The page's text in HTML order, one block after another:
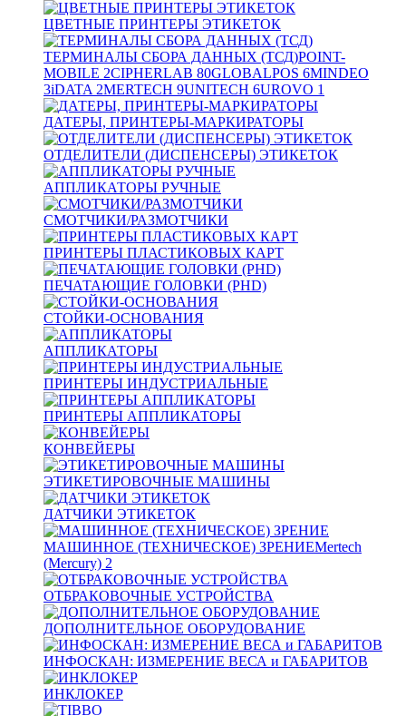
ЦВЕТНЫЕ ПРИНТЕРЫ ЭТИКЕТОК
ТЕРМИНАЛЫ СБОРА ДАННЫХ (ТСД)POINT-
MOBILE 2CIPHERLAB 80GLOBALPOS 6MINDEO
3iDATA 2MERTECH 9UNITECH 6UROVO 1
ДАТЕРЫ, ПРИНТЕРЫ-МАРКИРАТОРЫ
ОТДЕЛИТЕЛИ (ДИСПЕНСЕРЫ) ЭТИКЕТОК
АППЛИКАТОРЫ РУЧНЫЕ
СМОТЧИКИ/РАЗМОТЧИКИ
ПРИНТЕРЫ ПЛАСТИКОВЫХ КАРТ
ПЕЧАТАЮЩИЕ ГОЛОВКИ (PHD)
СТОЙКИ-ОСНОВАНИЯ
АППЛИКАТОРЫ
ПРИНТЕРЫ ИНДУСТРИАЛЬНЫЕ
ПРИНТЕРЫ АППЛИКАТОРЫ
КОНВЕЙЕРЫ
ЭТИКЕТИРОВОЧНЫЕ МАШИНЫ
ДАТЧИКИ ЭТИКЕТОК
МАШИННОЕ (ТЕХНИЧЕСКОЕ) ЗРЕНИЕMertech
(Mercury) 2
ОТБРАКОВОЧНЫЕ УСТРОЙСТВА
ДОПОЛНИТЕЛЬНОЕ ОБОРУДОВАНИЕ
ИНФОСКАН: ИЗМЕРЕНИЕ ВЕСА и ГАБАРИТОВ
ИНКЛОКЕР